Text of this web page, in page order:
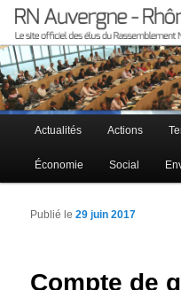
RN Auvergne
Le site officiel des élus RN à
Menu principal
Aller au contenu principal
Aller au contenu
Actualités Actions
Économie Social
Compte de
Publié le29 juin 2017